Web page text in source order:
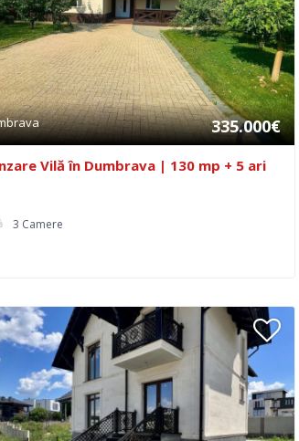
335.000€
Vilă în Dumbrava | 130 mp + 5 ari
3 Camere